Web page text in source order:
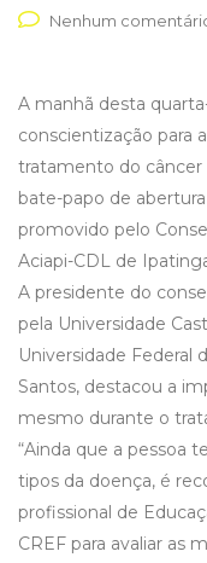
Nenhum
A manhã desta
conscientização para
tratamento do
bate-papo de
promovido pelo
Aciapi-CDL de
A presidente do
pela Universidade
Universidade Federal
Santos, destacou a
mesmo durante o
“Ainda que a pessoa
tipos da doença, é
profissional de
CREF para avaliar as